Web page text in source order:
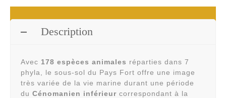
Description
Avec 178 espèces animales réparties dans 7
phyla, le sous-sol du Pays Fort offre une image
très variée de la vie marine durant une période
du Cénomanien inférieur correspondant à la